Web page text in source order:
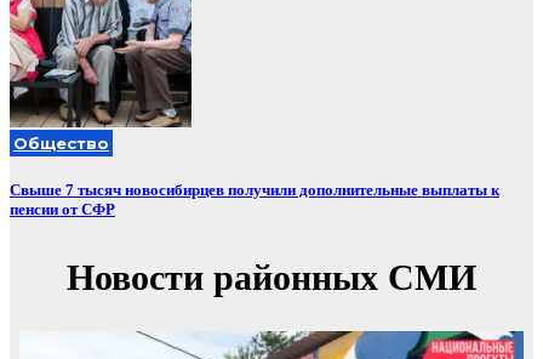
Общество
Свыше 7 тысяч новосибирцев получили дополнительные выплаты к
пенсии от СФР